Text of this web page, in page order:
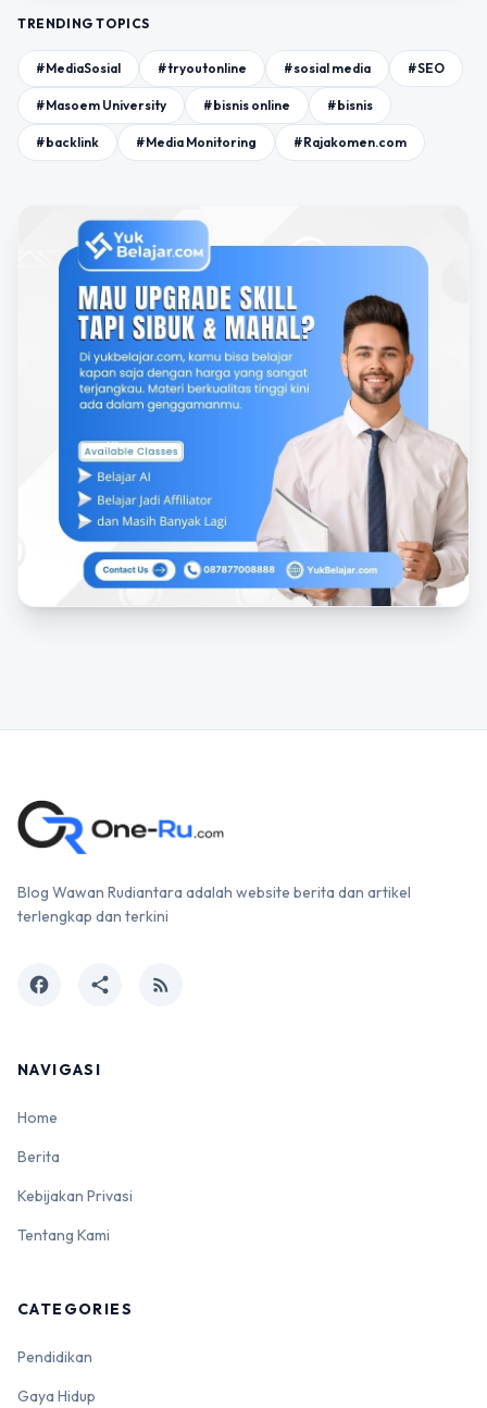
TRENDING TOPICS
#MediaSosial #tryoutonline #sosial media #SEO
#Masoem University #bisnis online #bisnis
#backlink #Media Monitoring #Rajakomen.com
Blog Wawan Rudiantara adalah website berita dan artikel
terlengkap dan terkini
facebook share rss_feed
NAVIGASI
Home
Berita
Kebijakan Privasi
Tentang Kami
CATEGORIES
Pendidikan
Gaya Hidup